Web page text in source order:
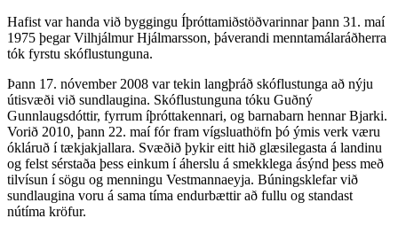
Hafist var handa við byggingu Íþróttamiðstöðvarinnar þann 31. maí
1975 þegar Vilhjálmur Hjálmarsson, þáverandi menntamálaráðherra
tók fyrstu skóflustunguna.
Þann 17. nóvember 2008 var tekin langþráð skóflustunga að nýju
útisvæði við sundlaugina. Skóflustunguna tóku Guðný
Gunnlaugsdóttir, fyrrum íþróttakennari, og barnabarn hennar Bjarki.
Vorið 2010, þann 22. maí fór fram vígsluathöfn þó ýmis verk væru
ókláruð í tækjakjallara. Svæðið þykir eitt hið glæsilegasta á landinu
og felst sérstaða þess einkum í áherslu á smekklega ásýnd þess með
tilvísun í sögu og menningu Vestmannaeyja. Búningsklefar við
sundlaugina voru á sama tíma endurbættir að fullu og standast
nútíma kröfur.